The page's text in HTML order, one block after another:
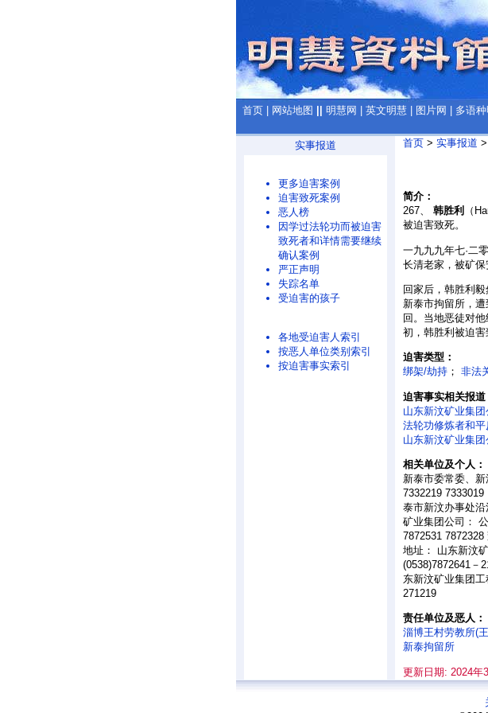
首页 网站地图 明慧网 英文明慧 图片网 多语
实事报道
更多迫害案例
迫害致死案例
恶人榜
因学过法轮功而被迫害
致死者和详情需要继续
确认案例
严正声明
失踪名单
受迫害的孩子
各地受迫害人索引
按恶人单位类别索引
按迫害事实索引
首页 > 实事报道 >
简介：
267、
韩胜利
（
被迫害致死。
一九九九年七·二
长清老家，被矿保
回家后，韩胜利
新泰市拘留所，
回。当地恶徒对
初，韩胜利被迫害
迫害类型：
绑架/劫持 ； 非法
迫害事实相关报道
山东新汶矿业集
法轮功修炼者和
山东新汶矿业集
相关单位及个人：
新泰市委常委、
7332219
泰市新汶办事处
矿业集团公司：
7872531
地址： 山东新汶
(0538)7872641－
东新汶矿业集团
271219
责任单位及恶人：
淄博王村劳教所(
新泰拘留所
更新日期: 2024年